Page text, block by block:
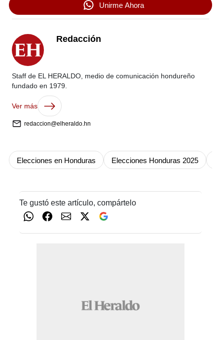
Unirme Ahora
Redacción
Staff de EL HERALDO, medio de comunicación hondureño
fundado en 1979.
Ver más
redaccion@elheraldo.hn
Elecciones en Honduras Elecciones Honduras 2025
Te gustó este artículo, compártelo